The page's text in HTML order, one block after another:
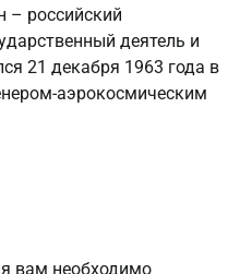
– российский
деятель и
21 декабря 1963 года в
аэрокосмическим
вам необходимо